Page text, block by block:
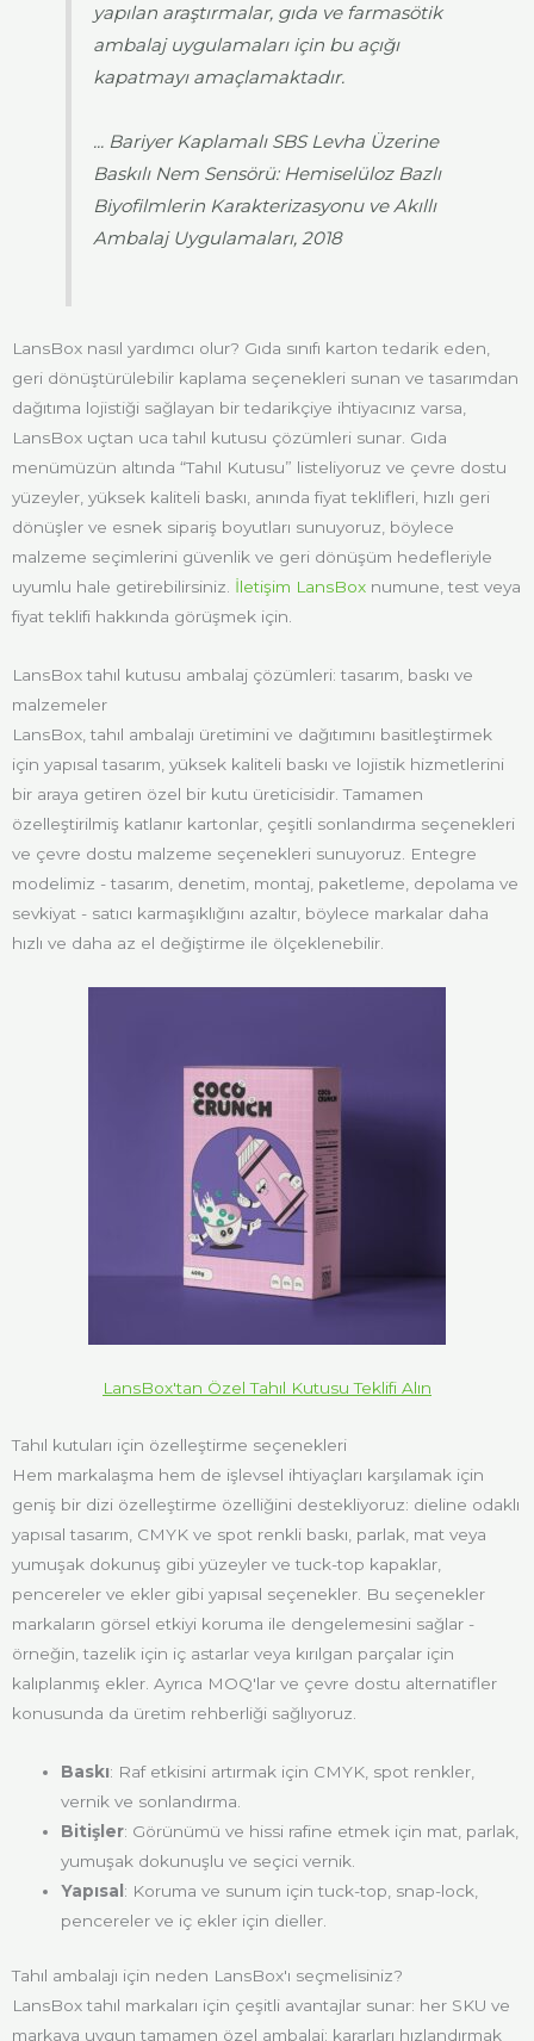
yapılan araştırmalar, gıda ve farmasötik
ambalaj uygulamaları için bu açığı
kapatmayı amaçlamaktadır.
... Bariyer Kaplamalı SBS Levha Üzerine
Baskılı Nem Sensörü: Hemiselüloz Bazlı
Biyofilmlerin Karakterizasyonu ve Akıllı
Ambalaj Uygulamaları, 2018
LansBox nasıl yardımcı olur? Gıda sınıfı karton tedarik eden,
geri dönüştürülebilir kaplama seçenekleri sunan ve tasarımdan
dağıtıma lojistiği sağlayan bir tedarikçiye ihtiyacınız varsa,
LansBox uçtan uca tahıl kutusu çözümleri sunar. Gıda
menümüzün altında “Tahıl Kutusu” listeliyoruz ve çevre dostu
yüzeyler, yüksek kaliteli baskı, anında fiyat teklifleri, hızlı geri
dönüşler ve esnek sipariş boyutları sunuyoruz, böylece
malzeme seçimlerini güvenlik ve geri dönüşüm hedefleriyle
uyumlu hale getirebilirsiniz. İletişim LansBox numune, test veya
fiyat teklifi hakkında görüşmek için.
LansBox tahıl kutusu ambalaj çözümleri: tasarım, baskı ve
malzemeler
LansBox, tahıl ambalajı üretimini ve dağıtımını basitleştirmek
için yapısal tasarım, yüksek kaliteli baskı ve lojistik hizmetlerini
bir araya getiren özel bir kutu üreticisidir. Tamamen
özelleştirilmiş katlanır kartonlar, çeşitli sonlandırma seçenekleri
ve çevre dostu malzeme seçenekleri sunuyoruz. Entegre
modelimiz - tasarım, denetim, montaj, paketleme, depolama ve
sevkiyat - satıcı karmaşıklığını azaltır, böylece markalar daha
hızlı ve daha az el değiştirme ile ölçeklenebilir.
LansBox'tan Özel Tahıl Kutusu Teklifi Alın
Tahıl kutuları için özelleştirme seçenekleri
Hem markalaşma hem de işlevsel ihtiyaçları karşılamak için
geniş bir dizi özelleştirme özelliğini destekliyoruz: dieline odaklı
yapısal tasarım, CMYK ve spot renkli baskı, parlak, mat veya
yumuşak dokunuş gibi yüzeyler ve tuck-top kapaklar,
pencereler ve ekler gibi yapısal seçenekler. Bu seçenekler
markaların görsel etkiyi koruma ile dengelemesini sağlar -
örneğin, tazelik için iç astarlar veya kırılgan parçalar için
kalıplanmış ekler. Ayrıca MOQ'lar ve çevre dostu alternatifler
konusunda da üretim rehberliği sağlıyoruz.
Baskı: Raf etkisini artırmak için CMYK, spot renkler,
vernik ve sonlandırma.
Bitişler: Görünümü ve hissi rafine etmek için mat, parlak,
yumuşak dokunuşlu ve seçici vernik.
Yapısal : Koruma ve sunum için tuck-top, snap-lock,
pencereler ve iç ekler için dieller.
Tahıl ambalajı için neden LansBox'ı seçmelisiniz?
LansBox tahıl markaları için çeşitli avantajlar sunar: her SKU ve
markaya uygun tamamen özel ambalaj; kararları hızlandırmak